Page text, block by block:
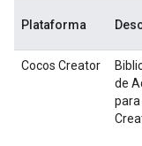
Plataforma
Cocos Creator
de
para